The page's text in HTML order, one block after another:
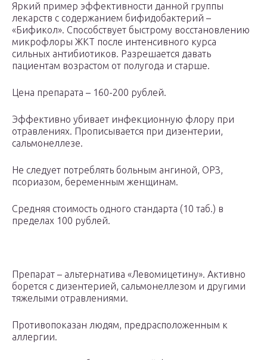
Яркий пример эффективности данной группы
лекарств с содержанием бифидобактерий –
«Бификол». Способствует быстрому восстановлению
микрофлоры ЖКТ после интенсивного курса
сильных антибиотиков. Разрешается давать
пациентам возрастом от полугода и старше.
Цена препарата – 160-200 рублей.
Эффективно убивает инфекционную флору при
отравлениях. Прописывается при дизентерии,
сальмонеллезе.
Не следует потреблять больным ангиной, ОРЗ,
псориазом, беременным женщинам.
Средняя стоимость одного стандарта (10 таб.) в
пределах 100 рублей.
Препарат – альтернатива «Левомицетину». Активно
борется с дизентерией, сальмонеллезом и другими
тяжелыми отравлениями.
Противопоказан людям, предрасположенным к
аллергии.